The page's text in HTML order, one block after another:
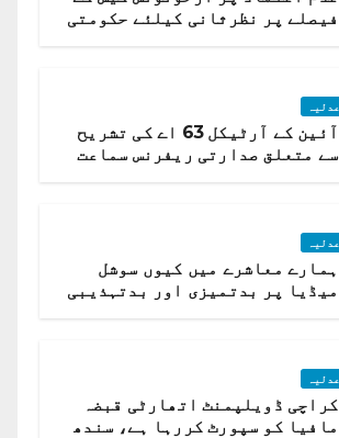
فیصلے پر نظرثانی کیلئے حکومتی
عدلیہ
آئین کے آرٹیکل 63 اے کی تشریح
سے متعلق صدارتی ریفرنس سماعت
عدلیہ
ہمارے معاشرے میں کیوں سوشل
میڈیا پر بدتمیزی اور بدتہذیبی
عدلیہ
کراچی ڈویلپمنٹ اتھارٹی قبضہ
مافیا کو سپورٹ کررہا ہے، سندھ